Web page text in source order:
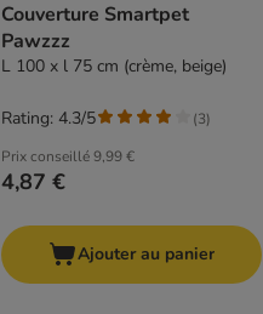
Couverture Smartpet
Pawzzz
L 100 x l 75 cm (crème, beige)
Prix conseillé9,99 €
4,87 €
Rating: 4.3/5 (3)
Ajouter au panier